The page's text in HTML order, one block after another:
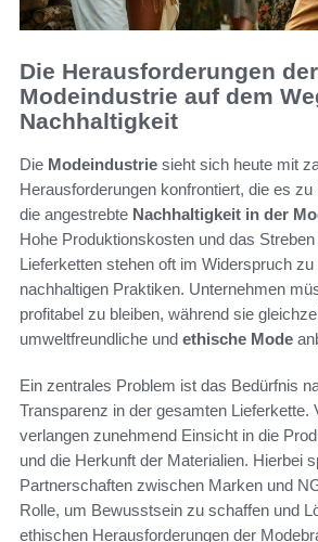
Die Herausforderungen der
Modeindustrie auf dem
Nachhaltigkeit
Die Modeindustrie sieht sich heute mit
Herausforderungen konfrontiert, die es zu
die angestrebte Nachhaltigkeit in der
Hohe Produktionskosten und das
Lieferketten stehen oft im Widerspruch zu
nachhaltigen Praktiken. Unternehmen
profitabel zu bleiben, während sie
umweltfreundliche und ethische Mode
Ein zentrales Problem ist das Bedürfnis
Transparenz in der gesamten Lieferkette.
verlangen zunehmend Einsicht in die
und die Herkunft der Materialien. Hierbei
Partnerschaften zwischen Marken und
Rolle, um Bewusstsein zu schaffen und
ethischen Herausforderungen der